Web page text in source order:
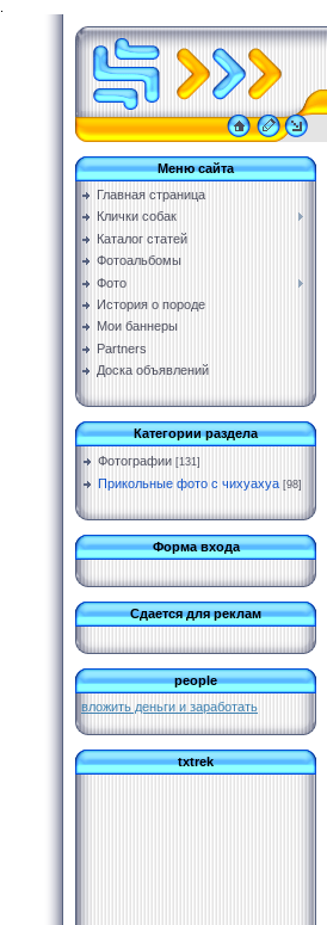
Меню сайта
Главная страница
Клички собак
Каталог статей
Фотоальбомы
Фото
История о породе
Мои баннеры
Partners
Доска объявлений
Категории раздела
Фотографии [131]
Прикольные фото с чихуахуа [98]
Форма входа
Сдается для реклам
people
вложить деньги и заработать
txtrek